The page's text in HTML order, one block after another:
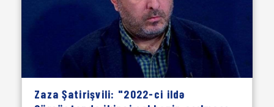
Zaza Şatirişvili: "2022-ci ildə